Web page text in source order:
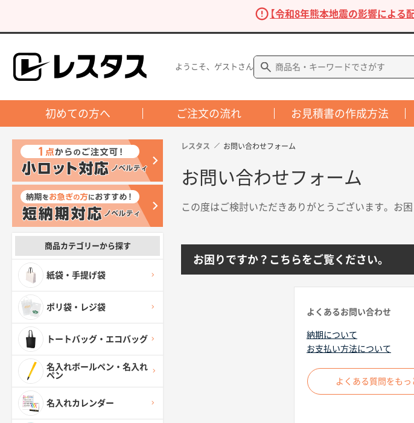
【令和8年熊本地震の影響による
ようこそ、ゲストさん
初めての方へ ご注文の流れ お見積書の作成方法
商品カテゴリーから探す
紙袋・手提げ袋
ポリ袋・レジ袋
トートバッグ・エコバッグ
名入れボールペン・名入れ
ペン
名入れカレンダー
レスタス お問い合わせフォーム
お問い合わせフォーム
この度はご検討いただきありがとうございます。お
お困りですか？こちらをご覧ください。
よくあるお問い合わせ
納期について
お支払い方法について
よくある質問をもっ